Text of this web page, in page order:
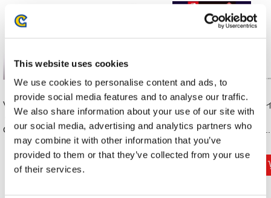
This website uses cookies
We use cookies to personalise content and ads, to
provide social media features and to analyse our traffic.
We also share information about your use of our site with
our social media, advertising and analytics partners who
may combine it with other information that you’ve
provided to them or that they’ve collected from your use
of their services.
VOXENATION ぬい
ぐるみ
CAPCOM40th バ...
3,520円(税込)
年 トートバック
（...
3,300円(税込)
【NS】バイオハザ
ード トリプル パッ
ク...
4,389円
ン